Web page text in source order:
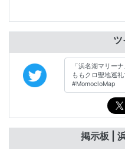
ツ
掲示板 |